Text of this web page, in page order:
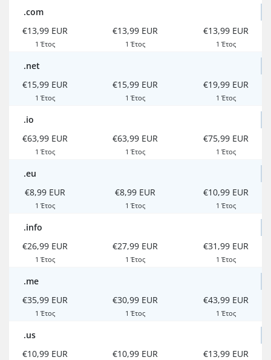
.com
€13,99 EUR
1 Έτος
€13,99 EUR
1 Έτος
€13,99 EUR
1 Έτος
.net
€15,99 EUR
1 Έτος
€15,99 EUR
1 Έτος
€19,99 EUR
1 Έτος
.io
€63,99 EUR
1 Έτος
€63,99 EUR
1 Έτος
€75,99 EUR
1 Έτος
.eu
€8,99 EUR
1 Έτος
€8,99 EUR
1 Έτος
€10,99 EUR
1 Έτος
.info
€26,99 EUR
1 Έτος
€27,99 EUR
1 Έτος
€31,99 EUR
1 Έτος
.me
€35,99 EUR
1 Έτος
€30,99 EUR
1 Έτος
€43,99 EUR
1 Έτος
.us
€10,99 EUR
€10,99 EUR €13,99 EUR